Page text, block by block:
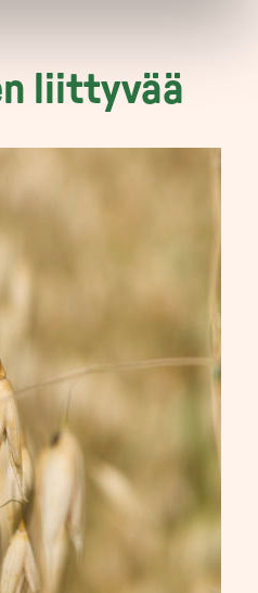
liittyvää